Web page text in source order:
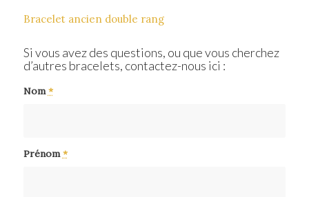
Bracelet ancien double rang
Si vous avez des questions, ou que vous cherchez
d’autres bracelets, contactez-nous ici :
Nom*
Prénom*